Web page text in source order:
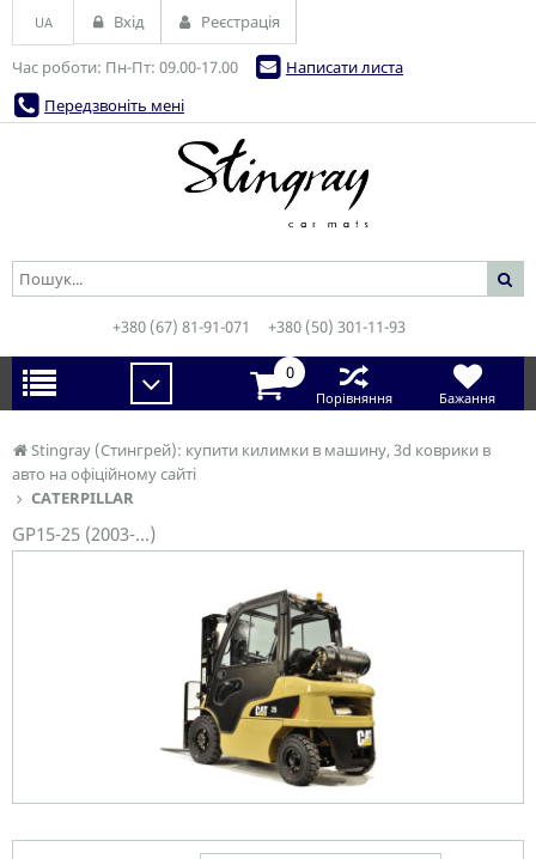
Stingray (Стингрей): купити килимки в машину, 3d коврики в
авто на офіційному сайті
CATERPILLAR
GP15-25 (2003-...)
Час роботи: Пн-Пт: 09.00-17.00
Написати листа
Передзвоніть мені
UA Вхід Реєстрація
+380 (67) 81-91-071 +380 (50) 301-11-93
0
Порівняння Бажання